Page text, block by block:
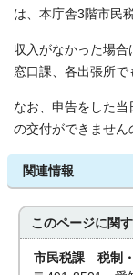
は、本庁舎3階市民
収入がなかった場
窓口課、各出張所で
なお、申告をした
の交付ができません
関連情報
このページに関
市民税課 税制